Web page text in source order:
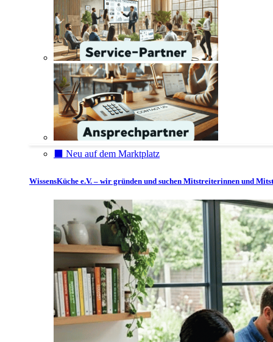
⬛️ Neu auf dem Marktplatz
WissensKüche e.V. – wir gründen und suchen Mitstreiterinnen und